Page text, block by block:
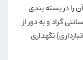
در بسته بندی
دمای 15 الی 30 درجه سانتی گراد و به دور از
نگهداری